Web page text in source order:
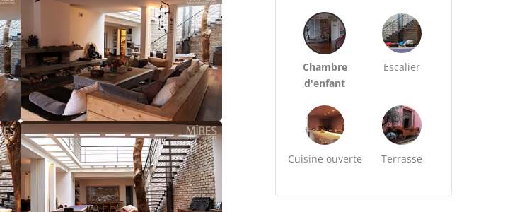
Chambre
d'enfant
Escalier
Cuisine ouverte Terrasse